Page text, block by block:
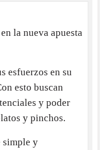
la nueva apuesta
esfuerzos en su
esto buscan
y poder
y pinchos.
simple y